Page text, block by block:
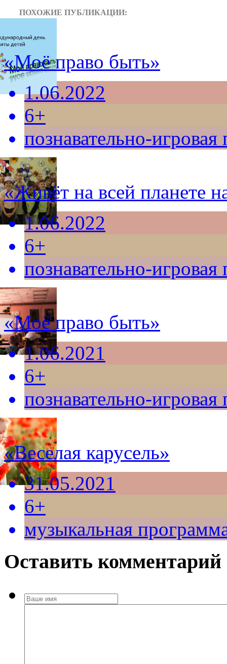
ПОХОЖИЕ ПУБЛИКАЦИИ:
«Моё право быть»
1.06.2022
6+
познавательно-
«Живёт на всей планете
1.06.2022
6+
познавательно-
«Моё право быть»
1.06.2021
6+
познавательно-
«Веселая карусель»
31.05.2021
6+
музыкальная
Оставить комментарий